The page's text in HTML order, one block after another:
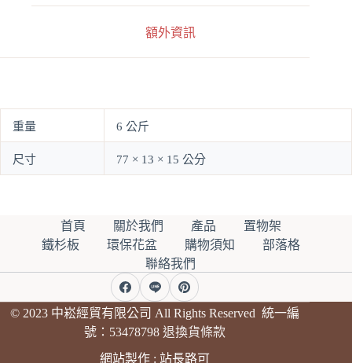
額外資訊
重量 6 公斤
尺寸 77 × 13 × 15 公分
首頁 關於我們 產品
置物架
鐵杉板
環保花盆 購物須知
部落格
聯絡我們
© 2023 中崧經貿有限公司 All Rights Reserved 統一編
號：53478798退換貨條款
網站製作 : 站長路可